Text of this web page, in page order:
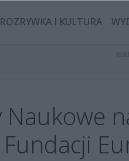
ROZRYWKA I KULTURA
Fundacji